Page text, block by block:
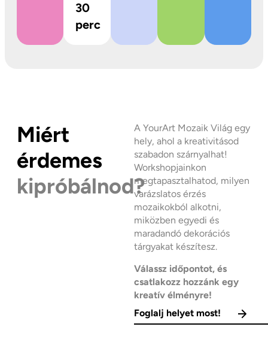
30
perc
Miért
érdemes
kipróbálnod?
A YourArt Mozaik Világ egy
hely, ahol a kreativitásod
szabadon szárnyalhat!
Workshopjainkon
megtapasztalhatod, milyen
varázslatos érzés
mozaikokból alkotni,
miközben egyedi és
maradandó dekorációs
tárgyakat készítesz.
Válassz időpontot, és
csatlakozz hozzánk egy
kreatív élményre!
Foglalj helyet most!